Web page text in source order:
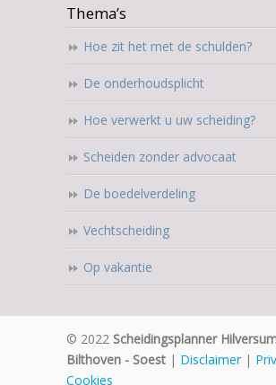
Thema’s
Hoe zit het met de schulden?
De onderhoudsplicht
Hoe verwerkt u uw scheiding?
Scheiden zonder advocaat
De boedelverdeling
Vechtscheiding
Op vakantie
© 2022 Scheidingsplanner
Bilthoven - Soest | Disclaimer|
Cookies